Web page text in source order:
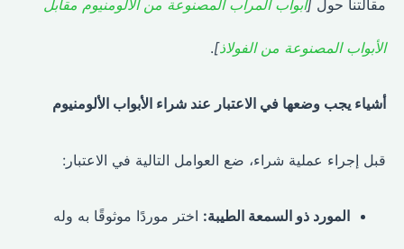
مقالتنا حول [أبواب المرآب المصنوعة من الألومنيوم مقابل
الأبواب المصنوعة من الفولاذ]
.
أشياء يجب وضعها في الاعتبار عند شراء الأبواب الألومنيوم
قبل إجراء عملية شراء، ضع العوامل التالية في الاعتبار:
المورد ذو السمعة الطيبة:اختر موردًا موثوقًا به وله